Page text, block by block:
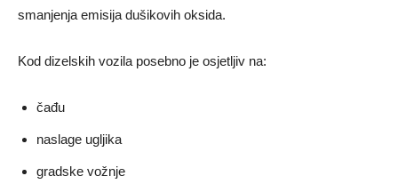
smanjenja emisija dušikovih oksida.
Kod dizelskih vozila posebno je osjetljiv na:
čađu
naslage ugljika
gradske vožnje